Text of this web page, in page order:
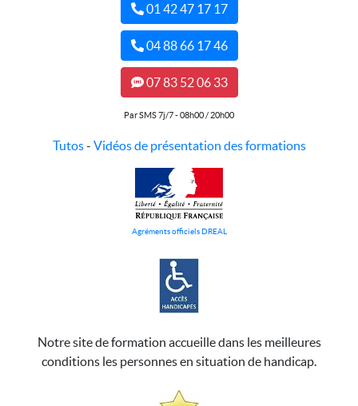
01 42 47 17 17
04 88 66 17 46
07 83 52 06 33
Par SMS 7j/7 - 08h00 / 20h00
Tutos- Vidéos de présentation des formations
Agréments officiels DREAL
Notre site de formation accueille dans les meilleures
conditions les personnes en situation de handicap.